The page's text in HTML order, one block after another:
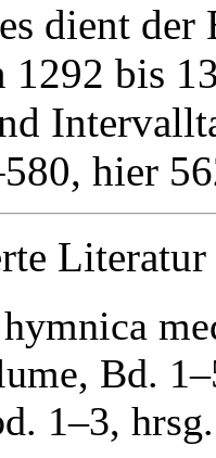
dient der
1292 bis
hier
Literatur
Bd.
1–3,